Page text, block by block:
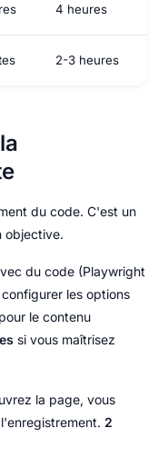
4 heures
2-3 heures
du code. C'est un
objective.
du code (Playwright
les options
le contenu
si vous maîtrisez
la page, vous
2